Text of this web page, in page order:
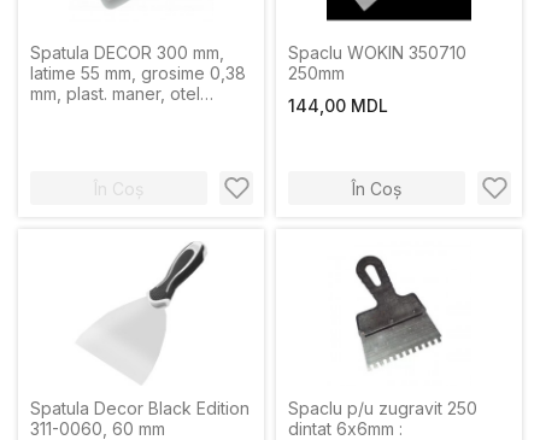
Spatula DECOR 300 mm,
latime 55 mm, grosime 0,38
mm, plast. maner, otel
În Coș
Spaclu WOKIN 350710
250mm
144,00 MDL
În Coș
Spatula Decor Black Edition
311-0060, 60 mm
Spaclu p/u zugravit 250
dintat 6х6mm :